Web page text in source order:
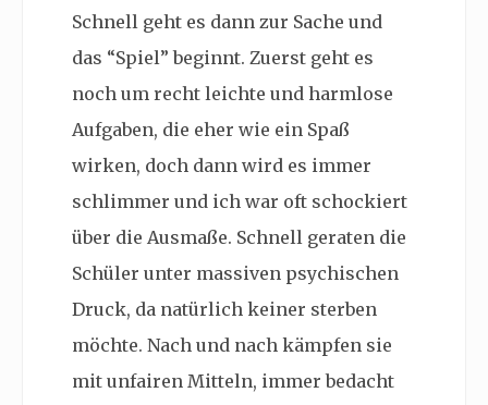
Schnell geht es dann zur Sache und
das “Spiel” beginnt. Zuerst geht es
noch um recht leichte und harmlose
Aufgaben, die eher wie ein Spaß
wirken, doch dann wird es immer
schlimmer und ich war oft schockiert
über die Ausmaße. Schnell geraten die
Schüler unter massiven psychischen
Druck, da natürlich keiner sterben
möchte. Nach und nach kämpfen sie
mit unfairen Mitteln, immer bedacht